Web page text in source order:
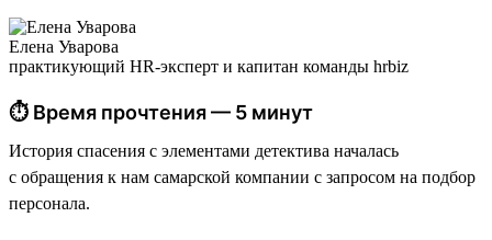
Елена Уварова
практикующий HR-эксперт и капитан команды hrbiz
⏱ Время прочтения — 5 минут
История спасения с элементами детектива началась
с обращения к нам самарской компании с запросом на подбор
персонала.